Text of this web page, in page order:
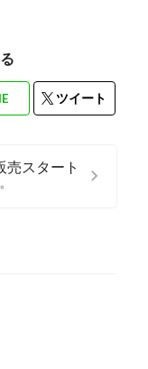
ツイート
売スタート